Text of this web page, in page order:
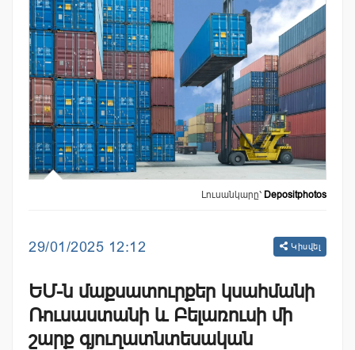
Լուսանկարը՝ Depositphotos
29/01/2025 12:12 Կիսվել
ԵՄ-ն մաքսատուրքեր կսահմանի
Ռուսաստանի և Բելառուսի մի
շարք գյուղատնտեսական